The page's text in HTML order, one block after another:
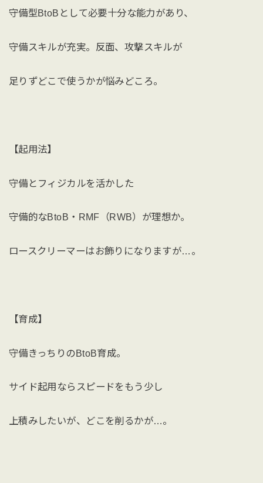
守備型BtoBとして必要十分な能力があり、
守備スキルが充実。反面、攻撃スキルが
足りずどこで使うかが悩みどころ。
【起用法】
守備とフィジカルを活かした
守備的なBtoB・RMF（RWB）が理想か。
ロースクリーマーはお飾りになりますが…。
【育成】
守備きっちりのBtoB育成。
サイド起用ならスピードをもう少し
上積みしたいが、どこを削るかが…。